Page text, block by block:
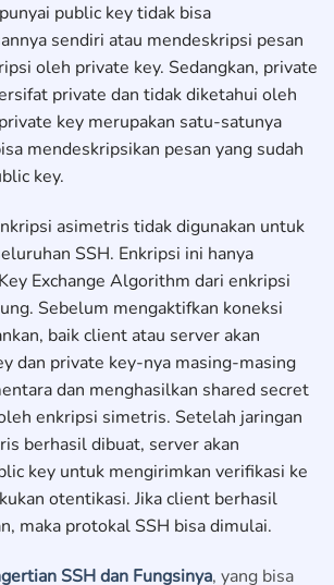
public key tidak bisa
sendiri atau mendeskripsi pesan
oleh private key. Sedangkan, private
private dan tidak diketahui oleh
key merupakan satu-satunya
mendeskripsikan pesan yang sudah
key.
asimetris tidak digunakan untuk
SSH. Enkripsi ini hanya
Exchange Algorithm dari enkripsi
Sebelum mengaktifkan koneksi
baik client atau server akan
dan private key-nya masing-masing
dan menghasilkan shared secret
enkripsi simetris. Setelah jaringan
berhasil dibuat, server akan
key untuk mengirimkan verifikasi ke
otentikasi. Jika client berhasil
maka protokal SSH bisa dimulai.
SSH dan Fungsinya, yang bisa